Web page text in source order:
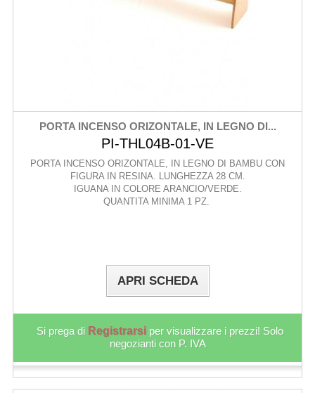
PORTA INCENSO ORIZONTALE, IN LEGNO DI...
PI-THL04B-01-VE
PORTA INCENSO ORIZONTALE, IN LEGNO DI BAMBU CON
FIGURA IN RESINA. LUNGHEZZA 28 CM.
IGUANA IN COLORE ARANCIO/VERDE.
QUANTITA MINIMA 1 PZ.
APRI SCHEDA
Si prega di Registrarsi per visualizzare i prezzi! Solo
negozianti con P. IVA